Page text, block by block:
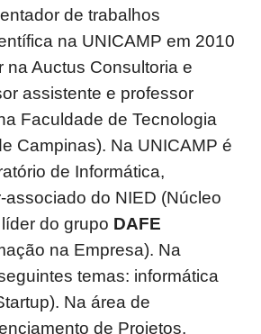
de trabalhos
na UNICAMP em 2010
Auctus Consultoria e
assistente e professor
Faculdade de Tecnologia
Campinas). Na UNICAMP é
de Informática,
do NIED (Núcleo
do grupo DAFE
na Empresa). Na
temas: informática
Na área de
de Projetos,